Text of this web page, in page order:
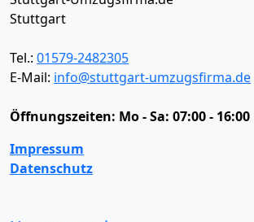
Stuttgart
Tel.: 01579-2482305
E-Mail: info@stuttgart-umzugsfirma.de
Öffnungszeiten: Mo - Sa: 07:00 -
Impressum
Datenschutz